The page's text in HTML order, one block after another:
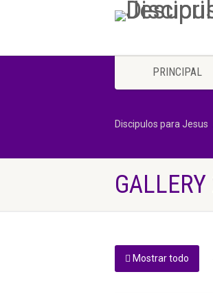
PRINCIPAL
Discipulos para Jesus
Mostrar todo